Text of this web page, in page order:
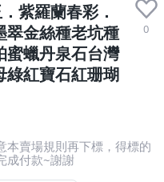
紫羅蘭春彩．
翠金絲種老坑種
蜜蠟丹泉石台灣
綠紅寶石紅珊瑚
0
本賣場規則再下標，得標的
成付款~謝謝